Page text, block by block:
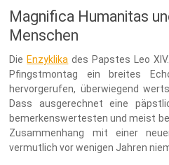
Magnifica Humanitas
Menschen
Die Enzyklika des Papstes Leo
Pfingstmontag ein breites
hervorgerufen, überwiegend
Dass ausgerechnet eine
bemerkenswertesten und meist
Zusammenhang mit einer
vermutlich vor wenigen Jahren